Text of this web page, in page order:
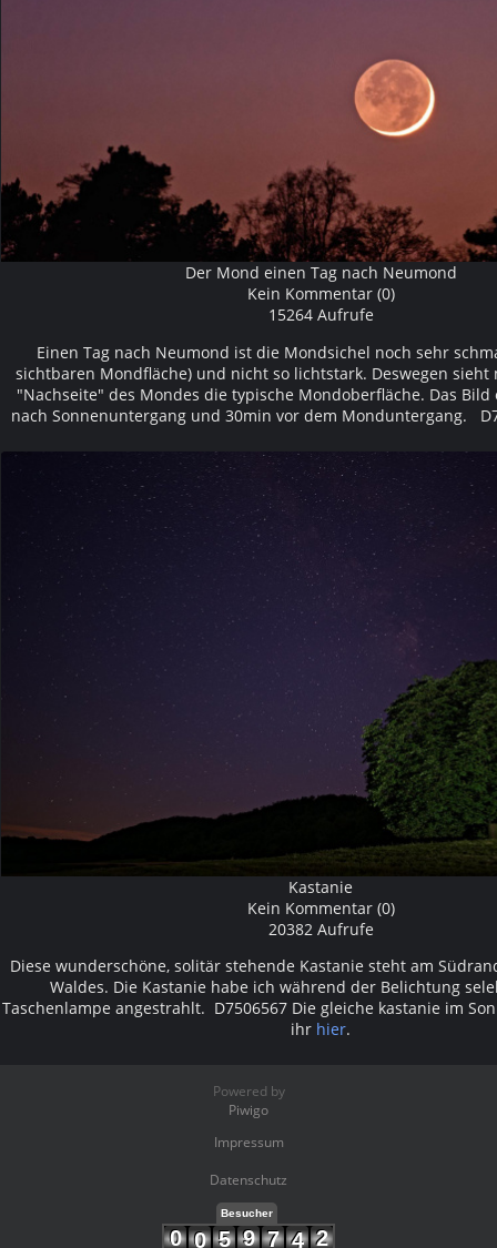
Der Mond einen Tag nach Neumond
Kein Kommentar (0)
15264 Aufrufe
Einen Tag nach Neumond ist die Mondsichel noch sehr
sichtbaren Mondfläche) und nicht so lichtstark. Deswegen sieht
"Nachseite" des Mondes die typische Mondoberfläche. Das
nach Sonnenuntergang und 30min vor dem Monduntergang.
Kastanie
Kein Kommentar (0)
20382 Aufrufe
Diese wunderschöne, solitär stehende Kastanie steht am
Waldes. Die Kastanie habe ich während der Belichtung
Taschenlampe angestrahlt. D7506567 Die gleiche kastanie im
ihr hier.
Powered by
Piwigo
Impressum
Datenschutz
Besucher
0 0 5 9 7 4 2